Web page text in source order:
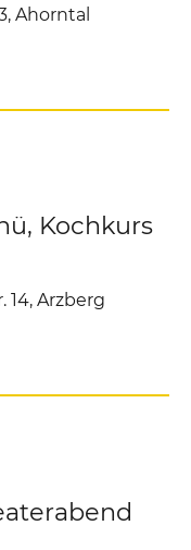
Ahorntal
Kochkurs
14 Arzberg